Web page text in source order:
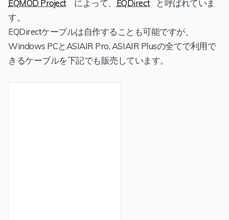
EQMOD Project
によって、 EQDirect
と呼ばれていま
す。
EQDirectケーブルは自作することも可能ですが、
Windows PCとASIAIR Pro, ASIAIR Plusの全てで利用で
きるケーブルを下記でも販売しています。